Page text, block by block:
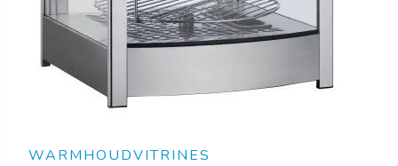
WARMHOUDVITRINES